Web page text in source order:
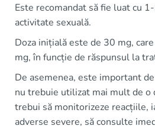
Este recomandat să fie luat cu
activitate sexuală.
Doza inițială este de 30 mg,
mg, în funcție de răspunsul la
De asemenea, este important
nu trebuie utilizat mai mult de o
trebui să monitorizeze reacțiile,
adverse severe, să consulte